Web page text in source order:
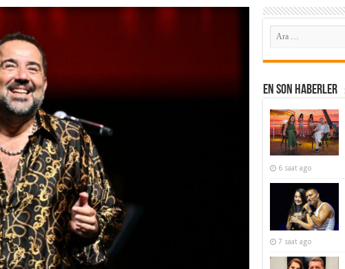
En Son Haberler
6 saat ago
7 saat ago